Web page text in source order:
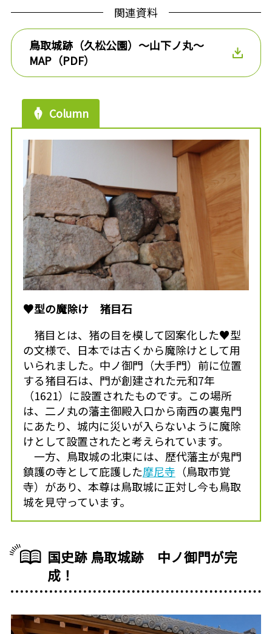
関連資料
鳥取城跡（久松公園）～山下ノ丸～
MAP（PDF）
Column
♥型の魔除け 猪目石
猪目とは、猪の目を模して図案化した♥型
の文様で、日本では古くから魔除けとして用
いられました。中ノ御門（大手門）前に位置
する猪目石は、門が創建された元和7年
（1621）に設置されたものです。この場所
は、二ノ丸の藩主御殿入口から南西の裏鬼門
にあたり、城内に災いが入らないように魔除
けとして設置されたと考えられています。
一方、鳥取城の北東には、歴代藩主が鬼門
鎮護の寺として庇護した摩尼寺 （鳥取市覚
寺）があり、本尊は鳥取城に正対し今も鳥取
城を見守っています。
国史跡 鳥取城跡 中ノ御門が完
成！